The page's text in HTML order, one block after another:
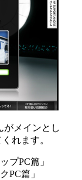
メインとし
れます。
プPC篇」
PC篇」